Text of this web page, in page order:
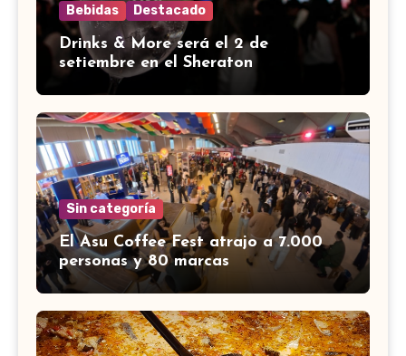
Bebidas Destacado
Drinks & More será el 2 de
setiembre en el Sheraton
Sin categoría
El Asu Coffee Fest atrajo a 7.000
personas y 80 marcas